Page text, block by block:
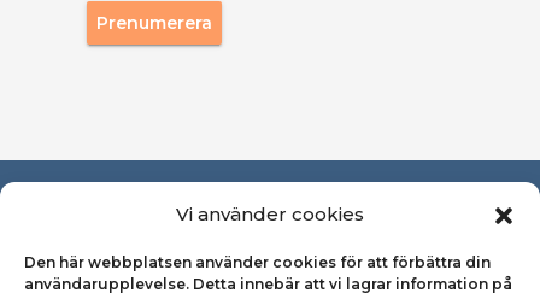
Vi använder cookies
Den här webbplatsen använder cookies för att förbättra din
användarupplevelse. Detta innebär att vi lagrar information på
Prenumerera
Om Svensk Kooperation
Pressrum